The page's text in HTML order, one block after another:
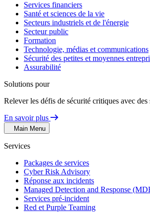
Services financiers
Santé et sciences de la vie
Secteurs industriels et de l'énergie
Secteur public
Formation
Technologie, médias et communications
Sécurité des petites et moyennes
Assurabilité
Solutions pour
Relever les défis de sécurité critiques avec
En savoir plus
Main Menu
Services
Packages de services
Cyber Risk Advisory
Réponse aux incidents
Managed Detection and Response
Services pré-incident
Red et Purple Teaming